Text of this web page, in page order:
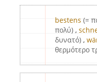
bestens (=
πολύ) ,
δυνατό) ,
θερμότερο